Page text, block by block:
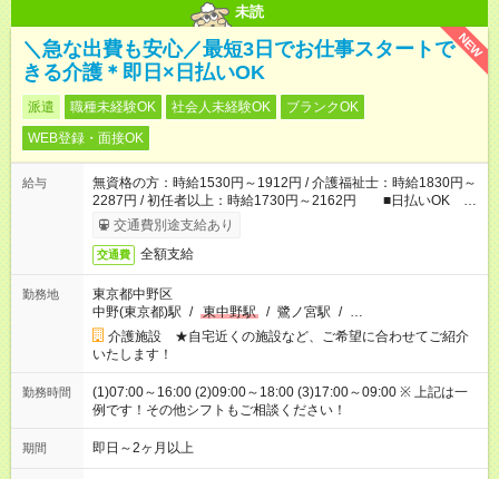
未読
NEW
＼急な出費も安心／最短3日でお仕事スタートで
きる介護＊即日×日払いOK
派遣 職種未経験OK 社会人未経験OK
ブランクOK
WEB登録・面接OK
給与
無資格の方：時給1530円～1912円 / 介護福祉士：時給1830円～
2287円 / 初任者以上：時給1730円～2162円 ■日払いOK ■
日収例：1万2240円（時給1530円×8h）
交通費別途支給あり
交通費 全額支給
勤務地
東京都中野区
中野(東京都)駅 / 東中野駅 / 鷺ノ宮駅 / …
介護施設 ★自宅近くの施設など、ご希望に合わせてご紹介
いたします！
勤務時間
(1)07:00～16:00 (2)09:00～18:00 (3)17:00～09:00 ※ 上記は一
例です！その他シフトもご相談ください！
期間 即日～2ヶ月以上